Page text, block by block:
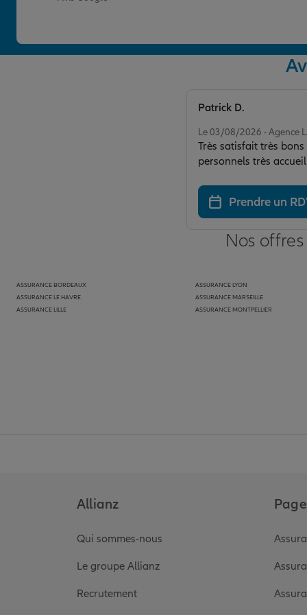
Le 03/08/2026 - Agence
Très satisfait très
personnels très
Patrick D.
Prendre un
Nos
ASSURANCE BORDEAUX
ASSURANCE LE HAVRE
ASSURANCE LILLE
ASSURANCE LYON
ASSURANCE MARSEILLE
ASSURANCE MONTPELLIER
Allianz
Qui sommes-nous
Le groupe Allianz
Recrutement